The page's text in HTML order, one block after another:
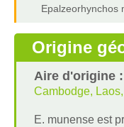
Epalzeorhynchos
Origine
Aire d'origine :
Cambodge,
E. munense est